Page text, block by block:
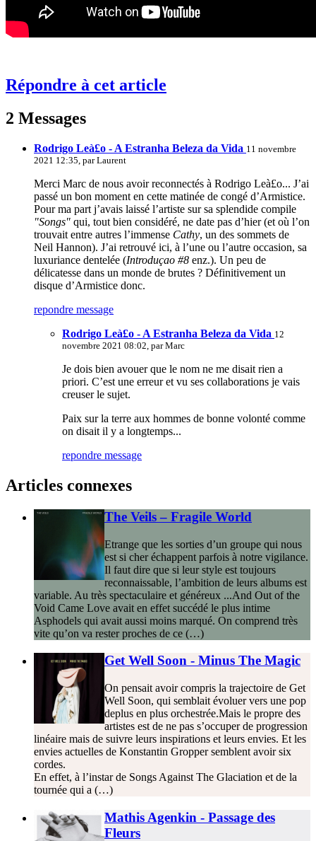
Répondre à cet article
2 Messages
Rodrigo Leà£o - A Estranha Beleza da Vida 11 novembre
2021 12:35, parLaurent
Merci Marc de nous avoir reconnectés à Rodrigo Leà£o... J’ai
passé un bon moment en cette matinée de congé d’Armistice.
Pour ma part j’avais laissé l’artiste sur sa splendide compile
"Songs" qui, tout bien considéré, ne date pas d’hier (et où l’on
trouvait entre autres l’immense Cathy, un des sommets de
Neil Hannon). J’ai retrouvé ici, à l’une ou l’autre occasion, sa
luxuriance dentelée (Introduçao #8 enz.). Un peu de
délicatesse dans un monde de brutes ? Définitivement un
disque d’Armistice donc.
repondre message
Rodrigo Leà£o - A Estranha Beleza da Vida 12
novembre 2021 08:02, parMarc
Je dois bien avouer que le nom ne me disait rien a
priori. C’est une erreur et vu ses collaborations je vais
creuser le sujet.
Paix sur la terre aux hommes de bonne volonté comme
on disait il y a longtemps...
repondre message
Articles connexes
The Veils – Fragile World
Etrange que les sorties d’un groupe qui nous
est si cher échappent parfois à notre vigilance.
Il faut dire que si leur style est toujours
reconnaissable, l’ambition de leurs albums est
variable. Au très spectaculaire et généreux ...And Out of the
Void Came Love avait en effet succédé le plus intime
Asphodels qui avait aussi moins marqué. On comprend très
vite qu’on va rester proches de ce (…)
Get Well Soon - Minus The Magic
On pensait avoir compris la trajectoire de Get
Well Soon, qui semblait évoluer vers une pop
deplus en plus orchestrée.Mais le propre des
artistes est de ne pas s’occuper de progression
linéaire mais de suivre leurs inspirations et leurs envies. Et les
envies actuelles de Konstantin Gropper semblent avoir six
cordes.
En effet, à l’instar de Songs Against The Glaciation et de la
tournée qui a (…)
Mathis Agenkin - Passage des
Fleurs